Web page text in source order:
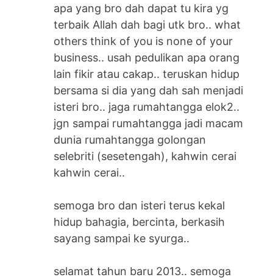
apa yang bro dah dapat tu kira yg
terbaik Allah dah bagi utk bro.. what
others think of you is none of your
business.. usah pedulikan apa orang
lain fikir atau cakap.. teruskan hidup
bersama si dia yang dah sah menjadi
isteri bro.. jaga rumahtangga elok2..
jgn sampai rumahtangga jadi macam
dunia rumahtangga golongan
selebriti (sesetengah), kahwin cerai
kahwin cerai..
semoga bro dan isteri terus kekal
hidup bahagia, bercinta, berkasih
sayang sampai ke syurga..
selamat tahun baru 2013.. semoga